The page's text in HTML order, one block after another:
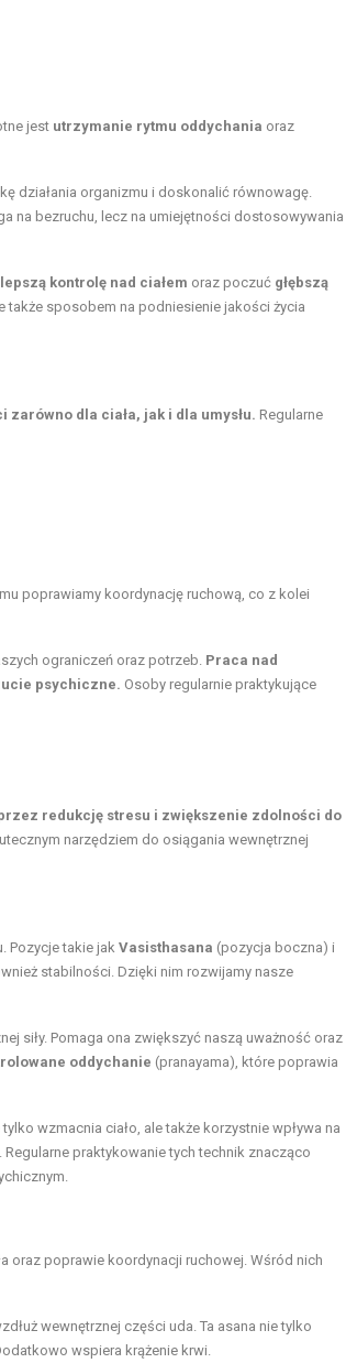
jest utrzymanie rytmu oddychania oraz
działania organizmu i doskonalić równowagę.
na bezruchu, lecz na umiejętności dostosowywania
kontrolę nad ciałem oraz poczuć głębszą
także sposobem na podniesienie jakości życia
dla ciała, jak i dla umysłu. Regularne
poprawiamy koordynację ruchową, co z kolei
ograniczeń oraz potrzeb. Praca nad
psychiczne. Osoby regularnie praktykujące
redukcję stresu i zwiększenie zdolności do
narzędziem do osiągania wewnętrznej
Pozycje takie jak Vasisthasana (pozycja boczna) i
stabilności. Dzięki nim rozwijamy nasze
siły. Pomaga ona zwiększyć naszą uważność oraz
oddychanie (pranayama), które poprawia
wzmacnia ciało, ale także korzystnie wpływa na
praktykowanie tych technik znacząco
oraz poprawie koordynacji ruchowej. Wśród nich
wewnętrznej części uda. Ta asana nie tylko
wspiera krążenie krwi.